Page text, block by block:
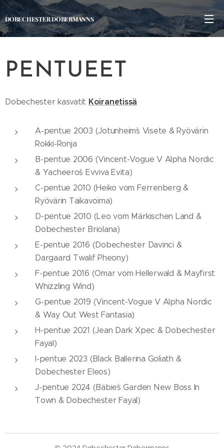
DOBECHESTER DOBERMANNS
PENTUEET
Dobechester kasvatit Koiranetissä
A-pentue 2003 (Jotunheim´s Visete & Ryövärin
Rokki-Ronja
B-pentue 2006 (Vincent-Vogue V Alpha Nordic
& Yacheero´s Evviva Evita)
C-pentue 2010 (Heiko vom Ferrenberg &
Ryövärin Taikavoima)
D-pentue 2010 (Leo vom Märkischen Land &
Dobechester Briolana)
E-pentue 2016 (Dobechester Davinci &
Dargaard Twalif Pheony)
F-pentue 2016 (Omar vom Hellerwald & Mayfirst
Whizzling Wind)
G-pentue 2019 (Vincent-Vogue V Alpha Nordic
& Way Out West Fantasia)
H-pentue 2021 (Jean Dark Xpec & Dobechester
Fayal)
I-pentue 2023 (Black Ballerina Goliath &
Dobechester Eleos)
J-pentue 2024 (Bäbie´s Garden New Boss In
Town & Dobechester Fayal)